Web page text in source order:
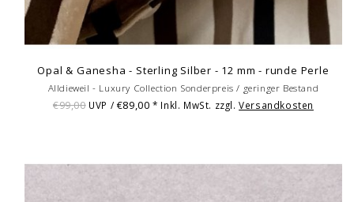
Opal & Ganesha - Sterling Silber - 12 mm - runde Perle
Alldieweil - Luxury Collection Sonderpreis / geringer Bestand
€99,00 UVP / €89,00* Inkl. MwSt. zzgl.Versandkosten